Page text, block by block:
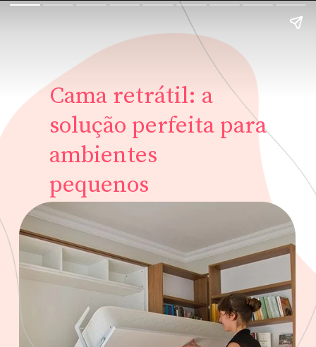
Cama retrátil: a
solução perfeita para
ambientes
pequenos